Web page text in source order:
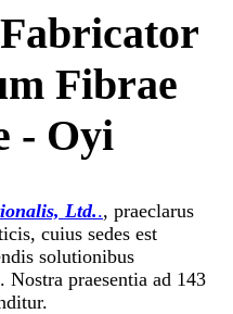
Fibrae
- Oyi
Ltd.., praeclarus
cuius sedes est
solutionibus
praesentia ad 143